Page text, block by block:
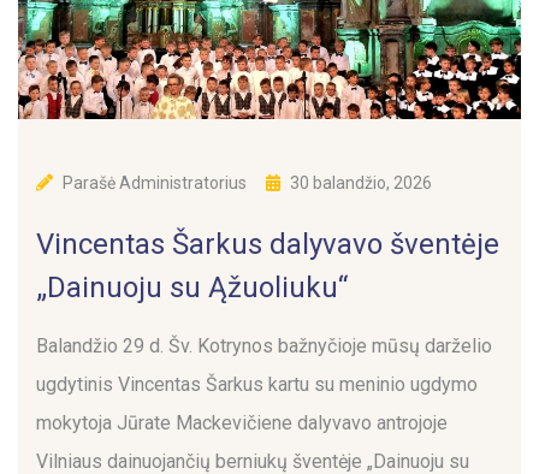
ParašėAdministratorius 30 balandžio, 2026
Vincentas Šarkus dalyvavo šventėje
„Dainuoju su Ąžuoliuku“
Balandžio 29 d. Šv. Kotrynos bažnyčioje mūsų darželio
ugdytinis Vincentas Šarkus kartu su meninio ugdymo
mokytoja Jūrate Mackevičiene dalyvavo antrojoje
Vilniaus dainuojančių berniukų šventėje „Dainuoju su